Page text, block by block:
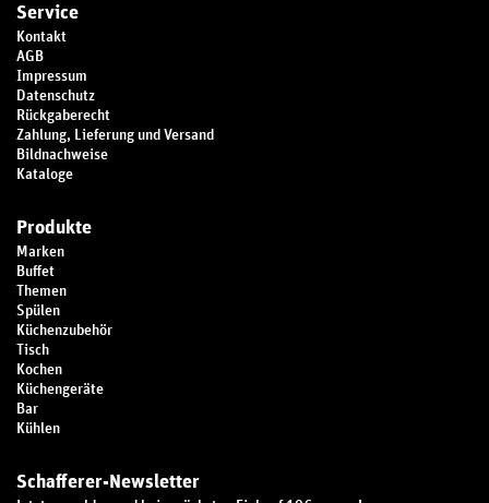
Service
Kontakt
AGB
Impressum
Datenschutz
Rückgaberecht
Zahlung, Lieferung und Versand
Bildnachweise
Kataloge
Produkte
Marken
Buffet
Themen
Spülen
Küchenzubehör
Tisch
Kochen
Küchengeräte
Bar
Kühlen
Schafferer-Newsletter